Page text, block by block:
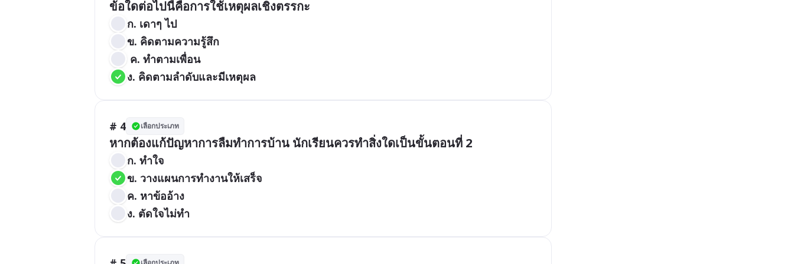
ข้อใดต่อไปนี้คือการใช้เหตุผลเชิงตรรกะ
ก. เดาๆ ไป
ข. คิดตามความรู้สึก
ค. ทำตามเพื่อน
ง. คิดตามลำดับและมีเหตุผล
# 4 เลือกประเภท
หากต้องแก้ปัญหาการลืมทำการบ้าน นักเรียนควรทำสิ่งใดเป็นขั้นตอนที่ 2
ก. ทำใจ
ข. วางแผนการทำงานให้เสร็จ
ค. หาข้ออ้าง
ง. ตัดใจไม่ทำ